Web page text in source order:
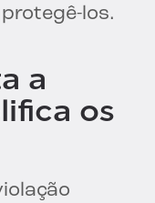
los.
a
os